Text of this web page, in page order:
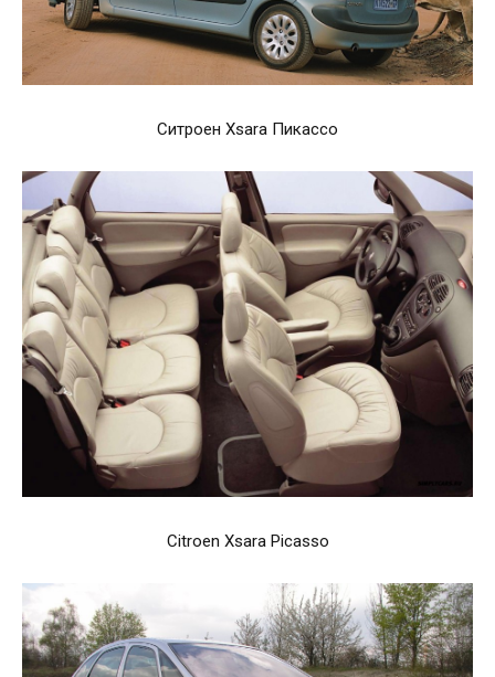
Ситроен Xsara Пикассо
Citroen Xsara Picasso